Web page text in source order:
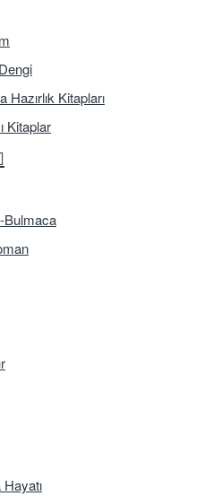
Hazırlık Kitapları
Kitaplar
Bulmaca